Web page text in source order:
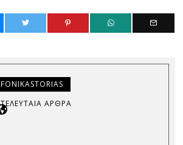
FONIKASTORIAS
ΤΕΛΕΥΤΑΊΑ ΆΡΘΡΑ